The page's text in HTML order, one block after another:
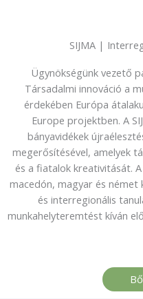
SIJMA |
Ügynökségünk vezető
Társadalmi innováció a
érdekében Európa
Europe projektben. A
bányavidékek
megerősítésével, amelyek
és a fiatalok kreativitását.
macedón, magyar és német
és interregionális
munkahelyteremtést kíván